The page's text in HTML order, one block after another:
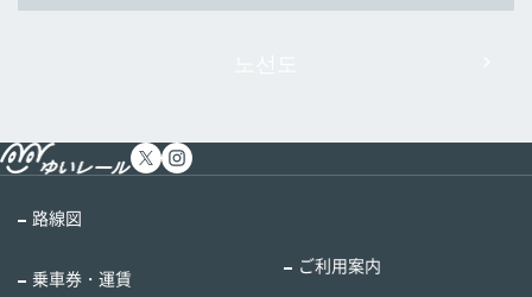
路線図
乗車券・運賃
ご利用案内